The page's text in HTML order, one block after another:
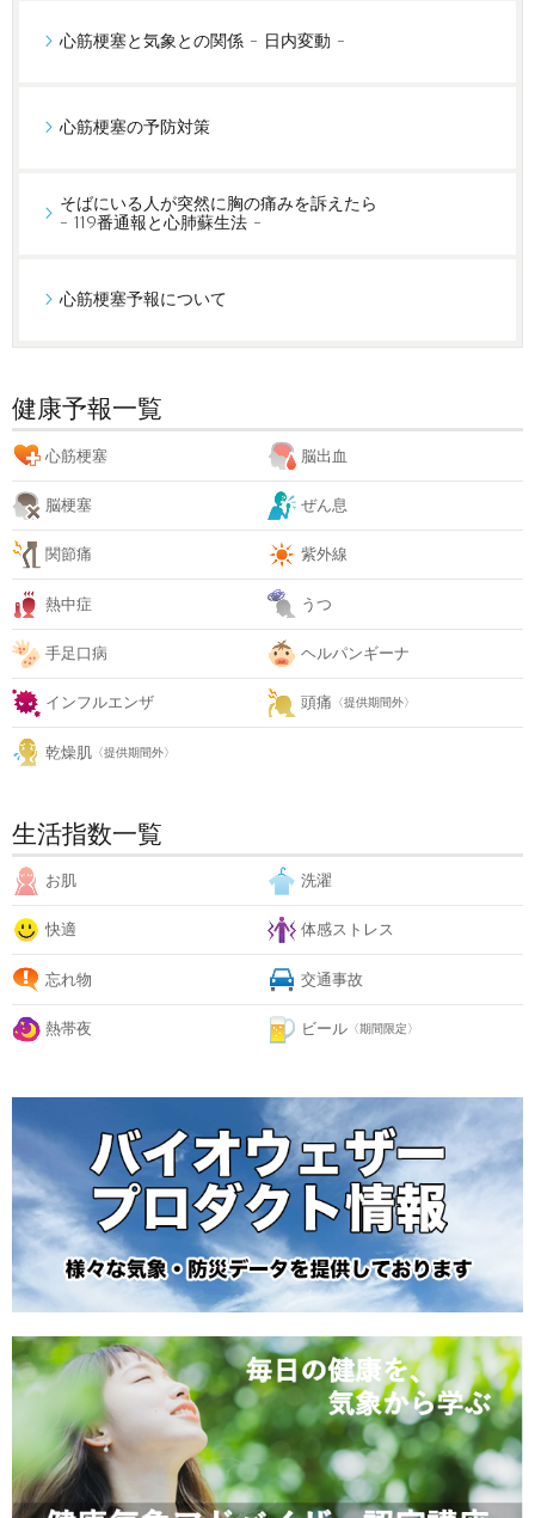
心筋梗塞と気象との関係 - 日内変動 -
心筋梗塞の予防対策
そばにいる人が突然に胸の痛みを訴えたら
- 119番通報と心肺蘇生法 -
心筋梗塞予報について
健康予報一覧
心筋梗塞 脳出血
脳梗塞 ぜん息
関節痛 紫外線
熱中症 うつ
手足口病 ヘルパンギーナ
インフルエンザ 頭痛 〈提供期間外〉
乾燥肌 〈提供期間外〉
生活指数一覧
お肌 洗濯
快適 体感ストレス
忘れ物 交通事故
熱帯夜 ビール 〈期間限定〉